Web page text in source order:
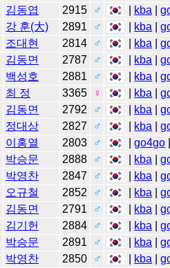
김동엽 2915 ♂ kba |
강 훈(大) 2891 ♂ kba |
조대현 2814 ♂ kba |
김동면 2787 ♂ kba |
백성호 2881 ♂ kba |
최 정 3365 ♀ kba |
김동면 2792 ♂ kba |
정대상 2827 ♂ kba |
이홍열 2803 ♂ |go4go
박승문 2888 ♂ kba |
박영찬 2847 ♂ kba |
오규철 2852 ♂ kba |
김동면 2791 ♂ kba |
김기헌 2884 ♂ kba |
박승문 2891 ♂ kba |
박영찬 2850 ♂ kba |